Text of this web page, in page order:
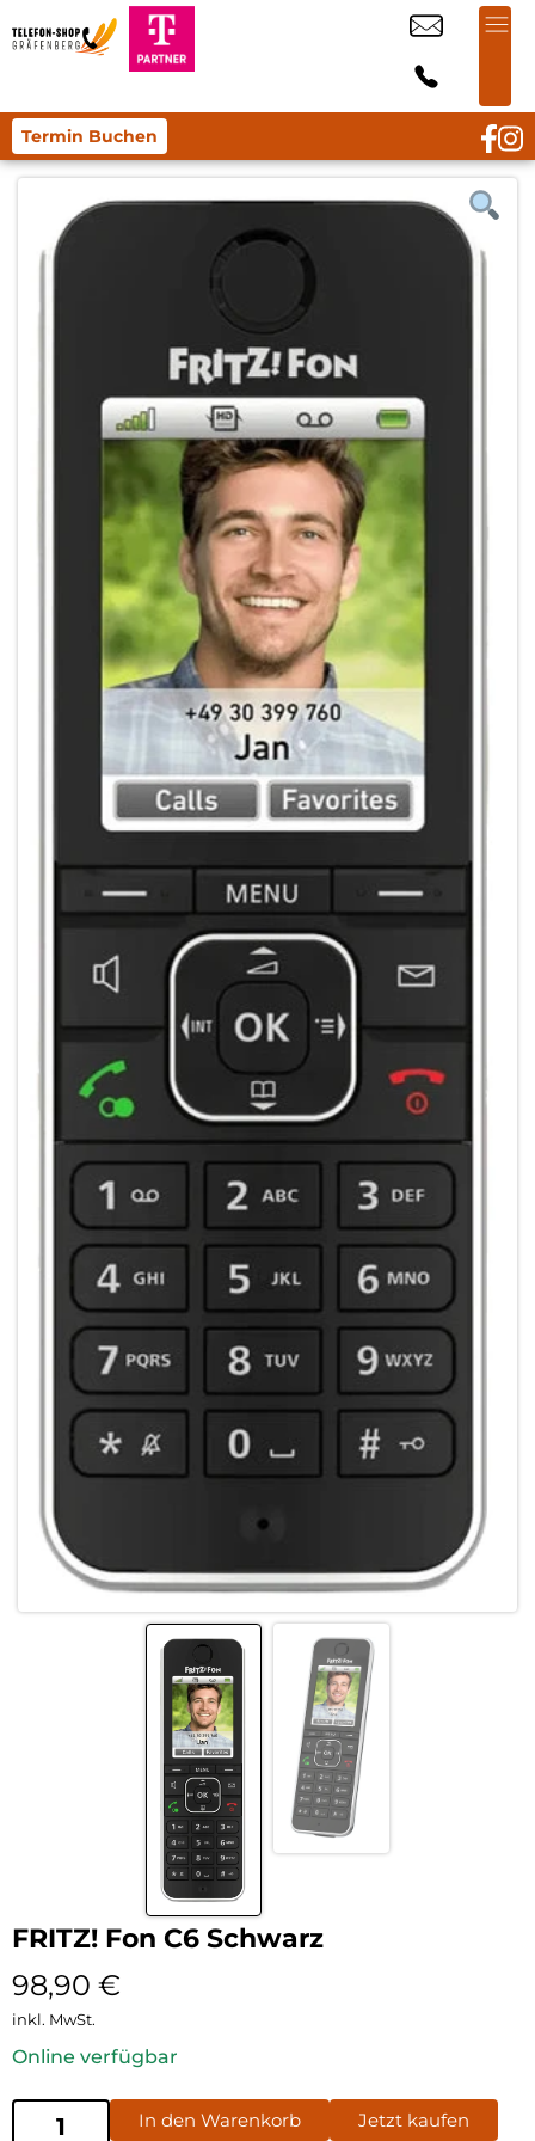
Termin Buchen
FRITZ! Fon C6 Schwarz
98,90 €
inkl. MwSt.
Online verfügbar
In den Warenkorb Jetzt kaufen